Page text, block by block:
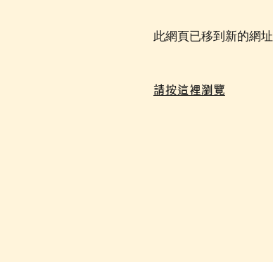
此網頁已移到新的網址
請按這裡瀏覽